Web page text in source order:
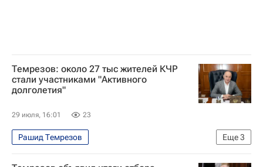
Темрезов: около 27 тыс жителей КЧР
стали участниками "Активного
долголетия"
29 июля, 16:01 23
Еще3
Рашид Темрезов
Карачаево-Черкесская Республика